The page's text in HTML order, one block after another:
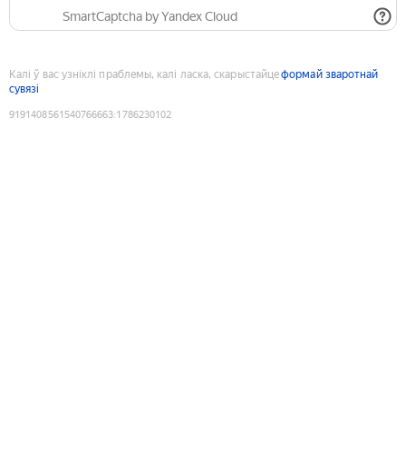
SmartCaptcha by Yandex Cloud
Калі ў вас узніклі праблемы, калі ласка, скарыстайцеформай зваротнай
сувязі
9191408561540766663:1786230102